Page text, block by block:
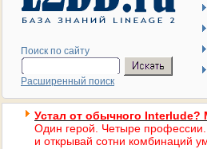
Поиск по сайту
Расширенный поиск
Устал от обычного Interlude?
Один герой. Четыре профессии.
и открывай сотни комбинаций